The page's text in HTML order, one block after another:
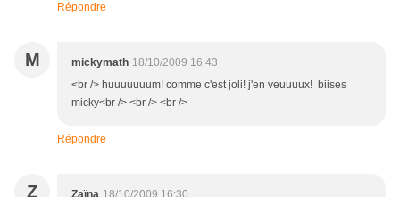
Répondre
M mickymath 18/10/2009 16:43
<br /> huuuuuuum! comme c'est joli! j'en veuuuux! biises
micky<br /> <br /> <br />
Répondre
Z Zaïna 18/10/2009 16:30